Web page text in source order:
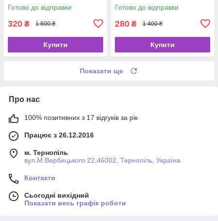
Готово до відправки
320 ₴ 1 600 ₴
Купити
Готово до відправки
280 ₴ 1 400 ₴
Купити
Показати ще
Про нас
100% позитивних з 17 відгуків за рік
Працює з 26.12.2016
м. Тернопіль
вул.М.Вербицького 22,46002, Тернопіль, Україна
Контакти
Сьогодні вихідний
Показати весь графік роботи